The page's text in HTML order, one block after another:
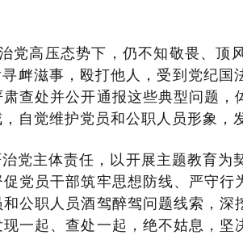
党高压态势下，仍不知敬畏、顶
衅滋事，殴打他人，受到党纪
查处并公开通报这些典型问题
自觉维护党员和公职人员形象，
党主体责任，以开展主题教育
党员干部筑牢思想防线、严守
公职人员酒驾醉驾问题线索，
一起、查处一起，绝不姑息，